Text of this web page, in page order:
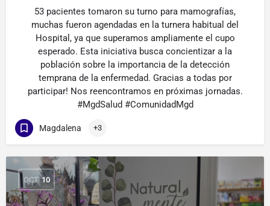
53 pacientes tomaron su turno para mamografías,
muchas fueron agendadas en la turnera habitual del
Hospital, ya que superamos ampliamente el cupo
esperado. Esta iniciativa busca concientizar a la
población sobre la importancia de la detección
temprana de la enfermedad. Gracias a todas por
participar! Nos reencontramos en próximas jornadas.
#MgdSalud #ComunidadMgd
Magdalena +3
OCT 10